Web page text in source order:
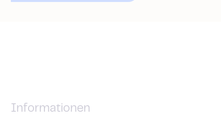
Informationen